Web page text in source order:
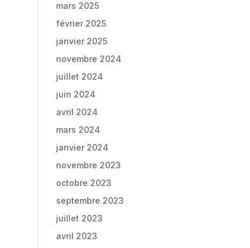
mars 2025
février 2025
janvier 2025
novembre 2024
juillet 2024
juin 2024
avril 2024
mars 2024
janvier 2024
novembre 2023
octobre 2023
septembre 2023
juillet 2023
avril 2023